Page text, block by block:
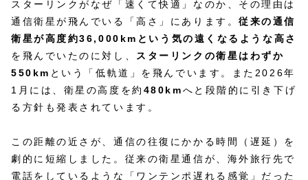
スターリンクがなぜ「速くて快適」なのか、その理由は
通信衛星が飛んでいる「高さ」にあります。従来の通信
衛星が高度約36,000kmという気の遠くなるような高さ
を飛んでいたのに対し、
スターリンクの衛星はわずか
550km という「低軌道」を飛んでいます。また2026年
1月には、衛星の高度を約 480kmへと段階的に引き下げ
る方針も発表されています。
この距離の近さが、通信の往復にかかる時間（遅延）を
劇的に短縮しました。従来の衛星通信が、海外旅行先で
電話をしているような「ワンテンポ遅れる感覚」だった